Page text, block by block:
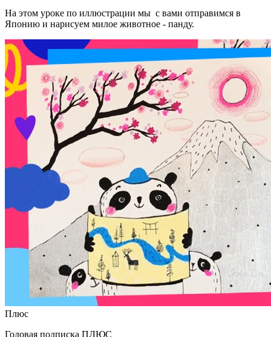
На этом уроке по иллюстрации мы с вами отправимся в
Японию и нарисуем милое животное - панду.
Плюс
Годовая подписка ПЛЮС